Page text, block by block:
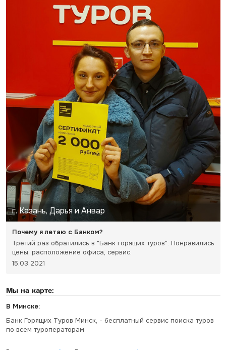
г. Казань, Дарья и Анвар
Почему я летаю с Банком?
Третий раз обратились в "Банк горящих туров". Понравились
цены, расположение офиса, сервис.
15.03.2021
Мы на карте:
В Минске:
Банк Горящих Туров Минск, - бесплатный сервис поиска туров
по всем туроператорам